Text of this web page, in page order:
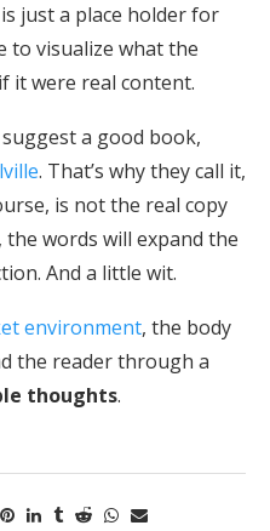
just a place holder for
to visualize what the
it were real content.
a good book,
. That’s why they call it,
is not the real copy
words will expand the
And a little wit.
environment, the body
the reader through a
thoughts.